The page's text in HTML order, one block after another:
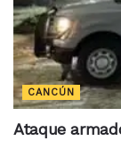
CANCÚN
Ataque